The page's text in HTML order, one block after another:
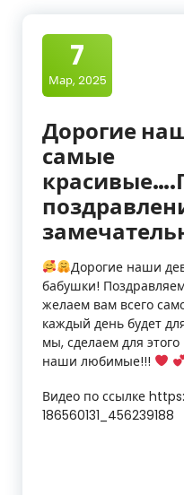
7
Мар, 2025
Дорогие
самые
Дорогие наши
бабушки!
желаем вам всего
каждый день будет
мы, сделаем для этого
наши любимые!!!
Видео по ссылке
186560131_456239188